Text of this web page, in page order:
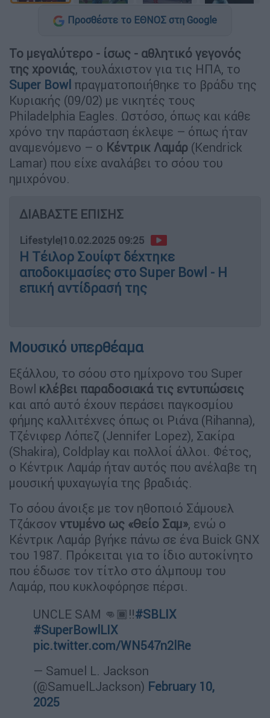
Προσθέστε το ΕΘΝΟΣ στη Google
Το μεγαλύτερο - ίσως - αθλητικό γεγονός
της χρονιάς, τουλάχιστον για τις ΗΠΑ, το
Super Bowl πραγματοποιήθηκε το βράδυ της
Κυριακής (09/02) με νικητές τους
Philadelphia Eagles. Ωστόσο, όπως και κάθε
χρόνο την παράσταση έκλεψε – όπως ήταν
αναμενόμενο – ο Κέντρικ Λαμάρ (Kendrick
Lamar) που είχε αναλάβει το σόου του
ημιχρόνου.
ΔΙΑΒΑΣΤΕ ΕΠΙΣΗΣ
Lifestyle|10.02.2025 09:25
Η Τέιλορ Σουίφτ δέχτηκε
αποδοκιμασίες στο Super Bowl - Η
επική αντίδρασή της
Μουσικό υπερθέαμα
Εξάλλου, το σόου στο ημίχρονο του Super
Bowl κλέβει παραδοσιακά τις εντυπώσεις
και από αυτό έχουν περάσει παγκοσμίου
φήμης καλλιτέχνες όπως οι Ριάνα (Rihanna),
Τζένιφερ Λόπεζ (Jennifer Lopez), Σακίρα
(Shakira), Coldplay και πολλοί άλλοι. Φέτος,
ο Κέντρικ Λαμάρ ήταν αυτός που ανέλαβε τη
μουσική ψυχαγωγία της βραδιάς.
Το σόου άνοιξε με τον ηθοποιό Σάμουελ
Τζάκσον ντυμένο ως «Θείο Σαμ», ενώ ο
Κέντρικ Λαμάρ βγήκε πάνω σε ένα Buick GNX
του 1987. Πρόκειται για το ίδιο αυτοκίνητο
που έδωσε τον τίτλο στο άλμπουμ του
Λαμάρ, που κυκλοφόρησε πέρσι.
UNCLE SAM 👊🏾‼️#SBLIX
#SuperBowlLIX
pic.twitter.com/WN547n2lRe
— Samuel L. Jackson
(@SamuelLJackson) February 10,
2025